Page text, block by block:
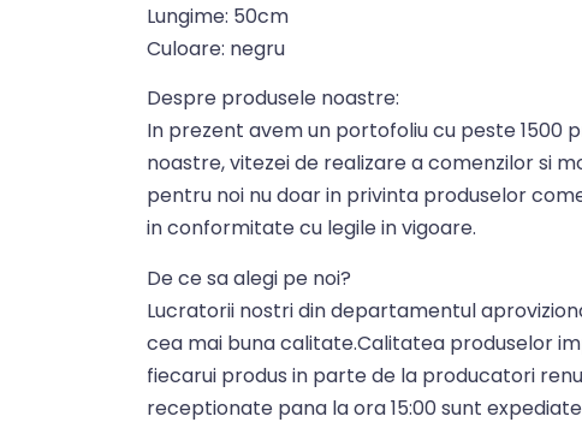
Lungime: 50cm
Culoare: negru
Despre produsele noastre:
In prezent avem un portofoliu cu peste
noastre, vitezei de realizare a comenzilor si
pentru noi nu doar in privinta produselor
in conformitate cu legile in vigoare.
De ce sa alegi pe noi?
Lucratorii nostri din departamentul
cea mai buna calitate.Calitatea produselor
fiecarui produs in parte de la producatori
receptionate pana la ora 15:00 sunt expediate